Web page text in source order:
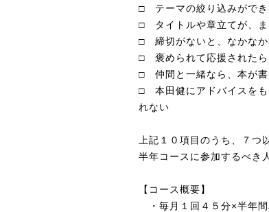
□ テーマの絞り込みができ
□ タイトルや章立てが、ま
□ 締切がないと、なかなか
□ 褒められて応援されたら
□ 仲間と一緒なら、本が書
□ 本田健にアドバイスをも
れない
上記１０項目のうち、７
半年コースに参加するべき
【コース概要】
・毎月１回４５分×半年